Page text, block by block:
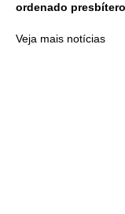
ordenado
Veja mais notícias